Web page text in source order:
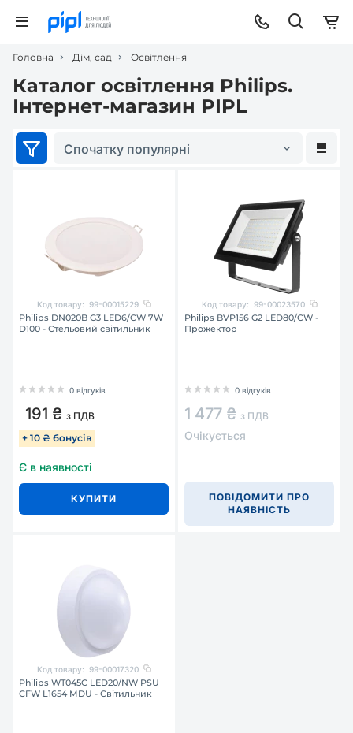
Головна Дім, сад Освітлення
Каталог освітлення Philips.
Інтернет-магазин PIPL
Спочатку популярні
Код товару: 99-00015229
Philips DN020B G3 LED6/CW 7W
D100 - Стельовий світильник
0 відгуків
191 ₴ з ПДВ
+ 10 ₴ бонусів
Є в наявності
КУПИТИ
Код товару: 99-00023570
Philips BVP156 G2 LED80/CW -
Прожектор
0 відгуків
1 477 ₴ з ПДВ
Очікується
ПОВІДОМИТИ ПРО
НАЯВНІСТЬ
Код товару: 99-00017320
Philips WT045C LED20/NW PSU
CFW L1654 MDU - Світильник